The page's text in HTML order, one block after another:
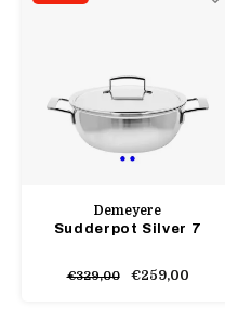
Demeyere
Sudderpot Silver 7
€329,00 €259,00